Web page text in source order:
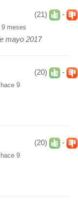
(21) -
meses
mayo 2017
(20) -
9
(20) -
9